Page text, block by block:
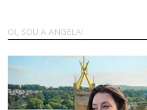
OI, SOU A ANGELA!